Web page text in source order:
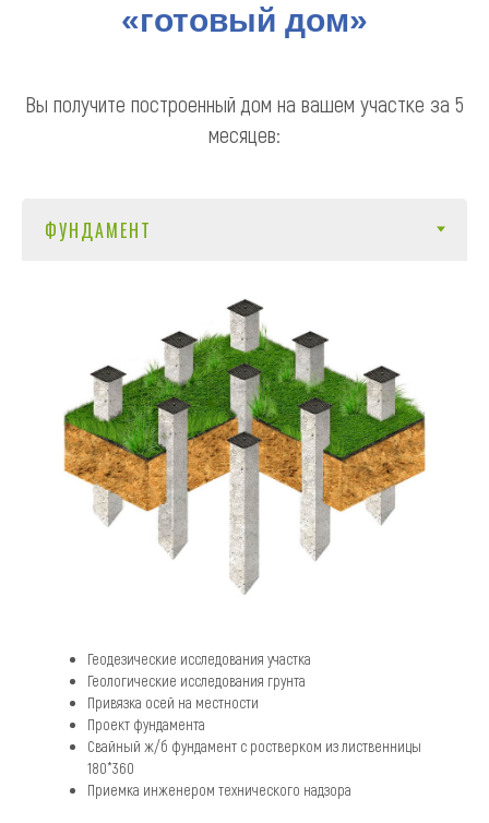
«готовый дом»
Вы получите построенный дом на вашем участке за 5
месяцев:
Геодезические исследования участка
Геологические исследования грунта
Привязка осей на местности
Проект фундамента
Свайный ж/б фундамент с ростверком из лиственницы
180*360
Приемка инженером технического надзора